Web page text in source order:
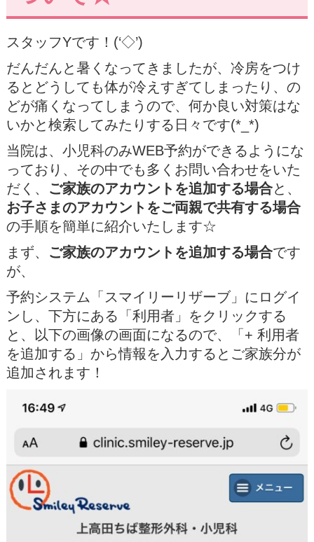
スタッフYです！(‘◇’)
だんだんと暑くなってきましたが、冷房をつけ
るとどうしても体が冷えすぎてしまったり、の
どが痛くなってしまうので、何か良い対策はな
いかと検索してみたりする日々です(*_*)
当院は、小児科のみWEB予約ができるようにな
っており、その中でも多くお問い合わせをいた
だく、 ご家族のアカウントを追加する場合と、
お子さまのアカウントをご両親で共有する場合
の手順を簡単に紹介いたします☆
まず、 ご家族のアカウントを追加する場合です
が、
予約システム「スマイリーリザーブ」にログイ
ンし、下方にある「利用者」をクリックする
と、以下の画像の画面になるので、「+ 利用者
を追加する」から情報を入力するとご家族分が
追加されます！